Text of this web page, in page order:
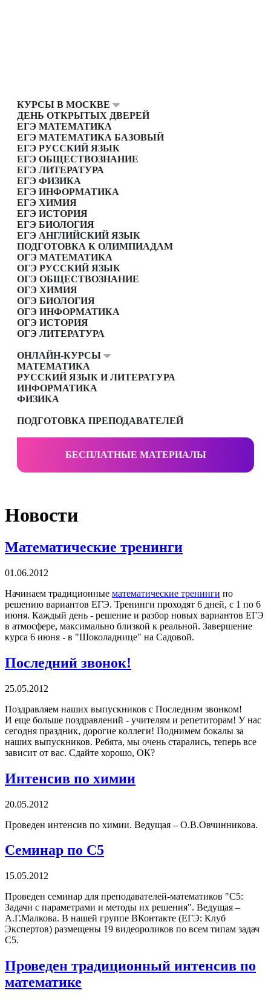
КУРСЫ В МОСКВЕ
ДЕНЬ ОТКРЫТЫХ ДВЕРЕЙ
ЕГЭ МАТЕМАТИКА
ЕГЭ МАТЕМАТИКА БАЗОВЫЙ
ЕГЭ РУССКИЙ ЯЗЫК
ЕГЭ ОБЩЕСТВОЗНАНИЕ
ЕГЭ ЛИТЕРАТУРА
ЕГЭ ФИЗИКА
ЕГЭ ИНФОРМАТИКА
ЕГЭ ХИМИЯ
ЕГЭ ИСТОРИЯ
ЕГЭ БИОЛОГИЯ
ЕГЭ АНГЛИЙСКИЙ ЯЗЫК
ПОДГОТОВКА К ОЛИМПИАДАМ
ОГЭ МАТЕМАТИКА
ОГЭ РУССКИЙ ЯЗЫК
ОГЭ ОБЩЕСТВОЗНАНИЕ
ОГЭ ХИМИЯ
ОГЭ БИОЛОГИЯ
ОГЭ ИНФОРМАТИКА
ОГЭ ИСТОРИЯ
ОГЭ ЛИТЕРАТУРА
ОНЛАЙН-КУРСЫ
МАТЕМАТИКА
РУССКИЙ ЯЗЫК И ЛИТЕРАТУРА
ИНФОРМАТИКА
ФИЗИКА
ПОДГОТОВКА ПРЕПОДАВАТЕЛЕЙ
БЕСПЛАТНЫЕ МАТЕРИАЛЫ
Новости
Математические тренинги
01.06.2012
Начинаем традиционные математические тренинги по
решению вариантов ЕГЭ. Тренинги проходят 6 дней, с 1 по 6
июня. Каждый день - решение и разбор новых вариантов ЕГЭ
в атмосфере, максимально близкой к реальной. Завершение
курса 6 июня - в "Шоколаднице" на Садовой.
Последний звонок!
25.05.2012
Поздравляем наших выпускников с Последним звонком!
И еще больше поздравлений - учителям и репетиторам! У нас
сегодня праздник, дорогие коллеги! Поднимем бокалы за
наших выпускников. Ребята, мы очень старались, теперь все
зависит от вас. Сдайте хорошо, ОК?
Интенсив по химии
20.05.2012
Проведен интенсив по химии. Ведущая – О.В.Овчинникова.
Семинар по С5
15.05.2012
Проведен семинар для преподавателей-математиков "С5:
Задачи с параметрами и методы их решения". Ведущая –
А.Г.Малкова. В нашей группе ВКонтакте (ЕГЭ: Клуб
Экспертов) размещены 19 видеороликов по всем типам задач
С5.
Проведен традиционный интенсив по
математике